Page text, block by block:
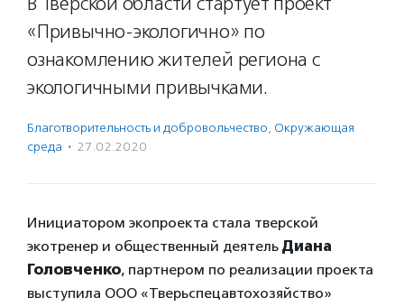
«Привычно-экологично» по
ознакомлению жителей региона с
экологичными привычками.
Благотвори­тель­ность и доброволь­чест­во, Окружающая
среда · 27.02.2020
Инициатором экопроекта стала тверской
экотренер и общественный деятель Диана
Головченко, партнером по реализации проекта
выступила ООО «Тверьспецавтохозяйство»